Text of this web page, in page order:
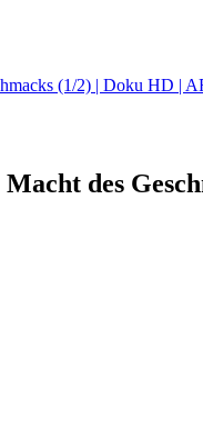
(1/2) | Doku HD |
des